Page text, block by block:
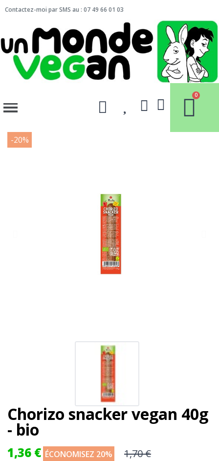
Contactez-moi par SMS au : 07 49 66 01 03
-20%
Chorizo snacker vegan 40g
- bio
1,36 € ÉCONOMISEZ 20% 1,70 €